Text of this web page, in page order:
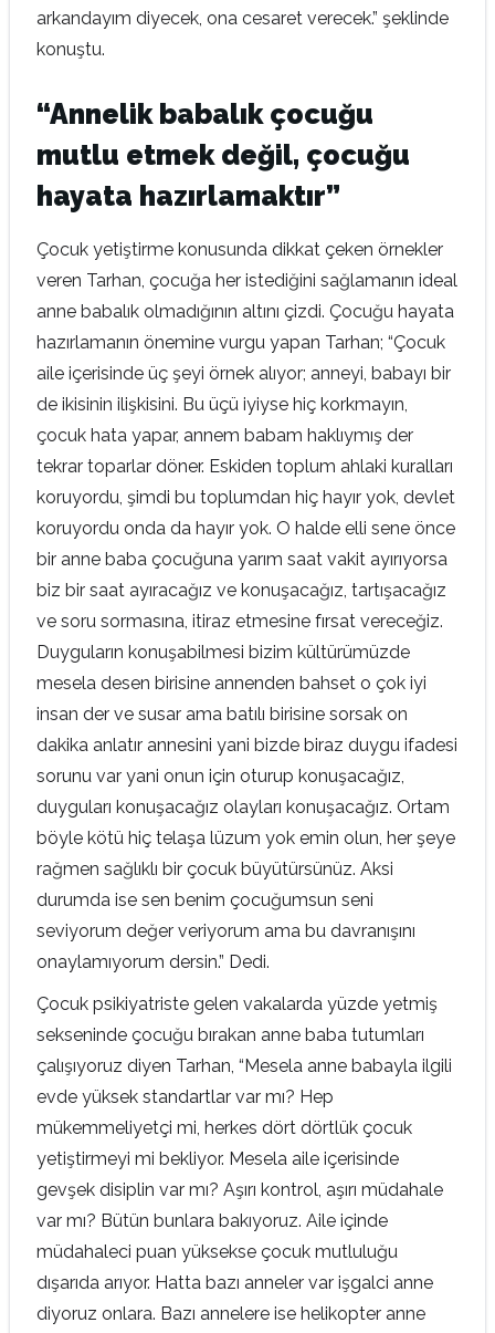
arkandayım diyecek, ona cesaret verecek.” şeklinde
konuştu.
“Annelik babalık çocuğu
mutlu etmek değil, çocuğu
hayata hazırlamaktır”
Çocuk yetiştirme konusunda dikkat çeken örnekler
veren Tarhan, çocuğa her istediğini sağlamanın ideal
anne babalık olmadığının altını çizdi. Çocuğu hayata
hazırlamanın önemine vurgu yapan Tarhan; “Çocuk
aile içerisinde üç şeyi örnek alıyor; anneyi, babayı bir
de ikisinin ilişkisini. Bu üçü iyiyse hiç korkmayın,
çocuk hata yapar, annem babam haklıymış der
tekrar toparlar döner. Eskiden toplum ahlaki kuralları
koruyordu, şimdi bu toplumdan hiç hayır yok, devlet
koruyordu onda da hayır yok. O halde elli sene önce
bir anne baba çocuğuna yarım saat vakit ayırıyorsa
biz bir saat ayıracağız ve konuşacağız, tartışacağız
ve soru sormasına, itiraz etmesine fırsat vereceğiz.
Duyguların konuşabilmesi bizim kültürümüzde
mesela desen birisine annenden bahset o çok iyi
insan der ve susar ama batılı birisine sorsak on
dakika anlatır annesini yani bizde biraz duygu ifadesi
sorunu var yani onun için oturup konuşacağız,
duyguları konuşacağız olayları konuşacağız. Ortam
böyle kötü hiç telaşa lüzum yok emin olun, her şeye
rağmen sağlıklı bir çocuk büyütürsünüz. Aksi
durumda ise sen benim çocuğumsun seni
seviyorum değer veriyorum ama bu davranışını
onaylamıyorum dersin.” Dedi.
Çocuk psikiyatriste gelen vakalarda yüzde yetmiş
sekseninde çocuğu bırakan anne baba tutumları
çalışıyoruz diyen Tarhan, “Mesela anne babayla ilgili
evde yüksek standartlar var mı? Hep
mükemmeliyetçi mi, herkes dört dörtlük çocuk
yetiştirmeyi mi bekliyor. Mesela aile içerisinde
gevşek disiplin var mı? Aşırı kontrol, aşırı müdahale
var mı? Bütün bunlara bakıyoruz. Aile içinde
müdahaleci puan yüksekse çocuk mutluluğu
dışarıda arıyor. Hatta bazı anneler var işgalci anne
diyoruz onlara. Bazı annelere ise helikopter anne